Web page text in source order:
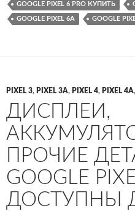
GOOGLE PIXEL 6 PRO КУПИТЬ
GOOGLE PIXEL 6A GOOGLE
PIXEL 3, PIXEL 3A, PIXEL 4, PIXEL 4A,
ДИСПЛЕИ,
ПРОЧИЕ
GOOGLE
ДОСТУПНЫ